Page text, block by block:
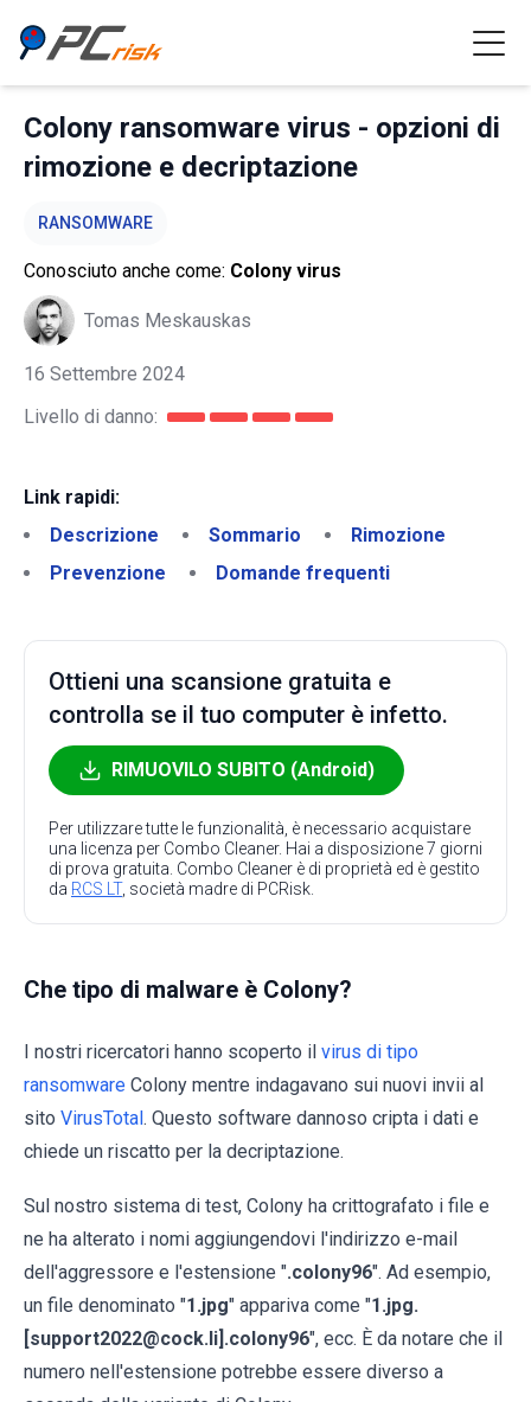
Colony ransomware virus - opzioni di
rimozione e decriptazione
RANSOMWARE
Conosciuto anche come: Colony virus
Tomas Meskauskas
16 Settembre 2024
Livello di danno:
Link rapidi:
Descrizione
Sommario
Rimozione
Prevenzione
Domande frequenti
Ottieni una scansione gratuita e
controlla se il tuo computer è infetto.
RIMUOVILO SUBITO (Android)
Per utilizzare tutte le funzionalità, è necessario acquistare
una licenza per Combo Cleaner. Hai a disposizione 7 giorni
di prova gratuita. Combo Cleaner è di proprietà ed è gestito
da RCS LT, società madre di PCRisk.
Che tipo di malware è Colony?
I nostri ricercatori hanno scoperto il virus di tipo
ransomware Colony mentre indagavano sui nuovi invii al
sito VirusTotal. Questo software dannoso cripta i dati e
chiede un riscatto per la decriptazione.
Sul nostro sistema di test, Colony ha crittografato i file e
ne ha alterato i nomi aggiungendovi l'indirizzo e-mail
dell'aggressore e l'estensione ".colony96". Ad esempio,
un file denominato "1.jpg" appariva come "1.jpg.
[support2022@cock.li].colony96", ecc. È da notare che il
numero nell'estensione potrebbe essere diverso a